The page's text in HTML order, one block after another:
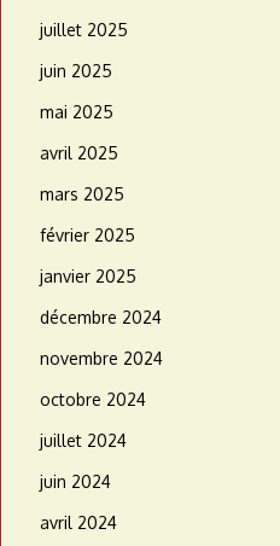
juillet 2025
juin 2025
mai 2025
avril 2025
mars 2025
février 2025
janvier 2025
décembre 2024
novembre 2024
octobre 2024
juillet 2024
juin 2024
avril 2024